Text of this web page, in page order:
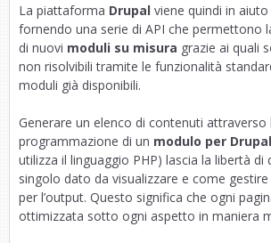
La piattaforma Drupal viene quindi in
fornendo una serie di API che permettono
di nuovi moduli su misura grazie ai quali
non risolvibili tramite le funzionalità
moduli già disponibili.
Generare un elenco di contenuti attraverso
programmazione di un modulo per Drupal
utilizza il linguaggio PHP) lascia la libertà di
singolo dato da visualizzare e come
per l’output. Questo significa che ogni
ottimizzata sotto ogni aspetto in maniera